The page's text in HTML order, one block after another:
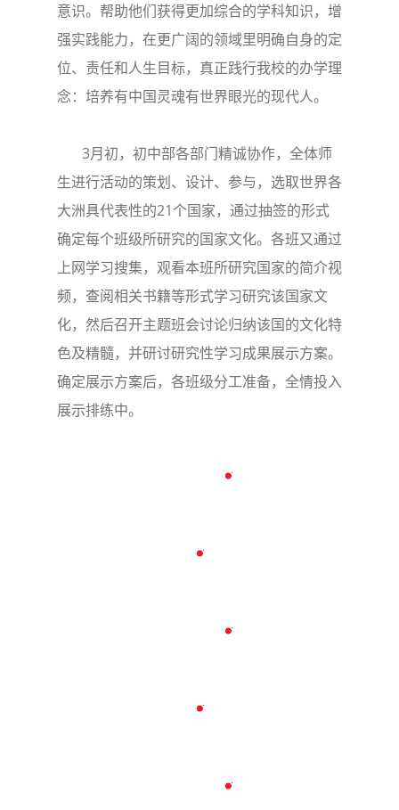
意识。帮助他们获得更加综合的学科知识，增
强实践能力，在更广阔的领域里明确自身的定
位、责任和人生目标，真正践行我校的办学理
念：培养有中国灵魂有世界眼光的现代人。
3月初，初中部各部门精诚协作，全体师
生进行活动的策划、设计、参与，选取世界各
大洲具代表性的21个国家，通过抽签的形式
确定每个班级所研究的国家文化。各班又通过
上网学习搜集，观看本班所研究国家的简介视
频，查阅相关书籍等形式学习研究该国家文
化，然后召开主题班会讨论归纳该国的文化特
色及精髓，并研讨研究性学习成果展示方案。
确定展示方案后，各班级分工准备，全情投入
展示排练中。